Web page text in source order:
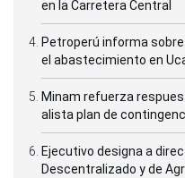
en la Carretera Central
Petroperú informa
el abastecimiento en
Minam refuerza
alista plan de
Ejecutivo designa a
Descentralizado y de